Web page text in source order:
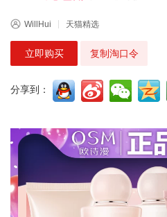
WillHui 天猫精选
立即购买 复制淘口令
分享到：